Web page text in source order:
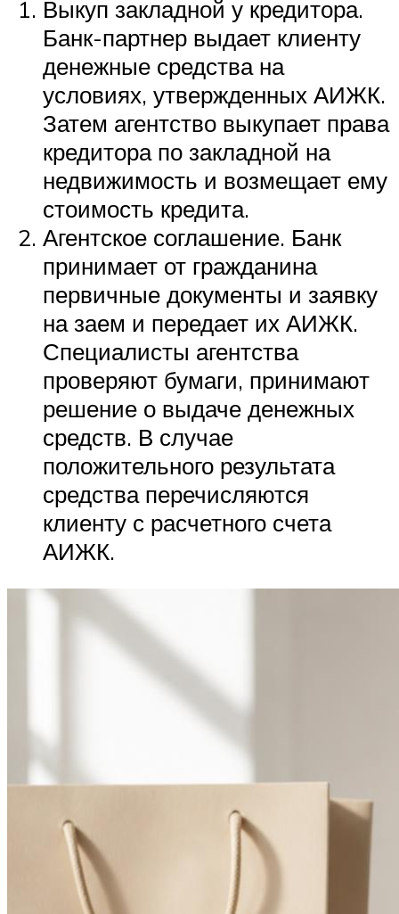
Выкуп закладной у кредитора.
Банк-партнер выдает клиенту
денежные средства на
условиях, утвержденных АИЖК.
Затем агентство выкупает права
кредитора по закладной на
недвижимость и возмещает ему
стоимость кредита.
Агентское соглашение. Банк
принимает от гражданина
первичные документы и заявку
на заем и передает их АИЖК.
Специалисты агентства
проверяют бумаги, принимают
решение о выдаче денежных
средств. В случае
положительного результата
средства перечисляются
клиенту с расчетного счета
АИЖК.